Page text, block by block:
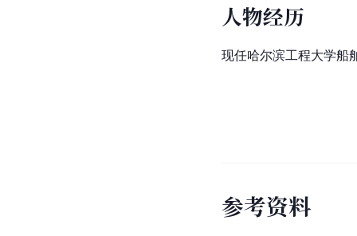
人物经历
现任哈尔滨工程大学船
参考资料